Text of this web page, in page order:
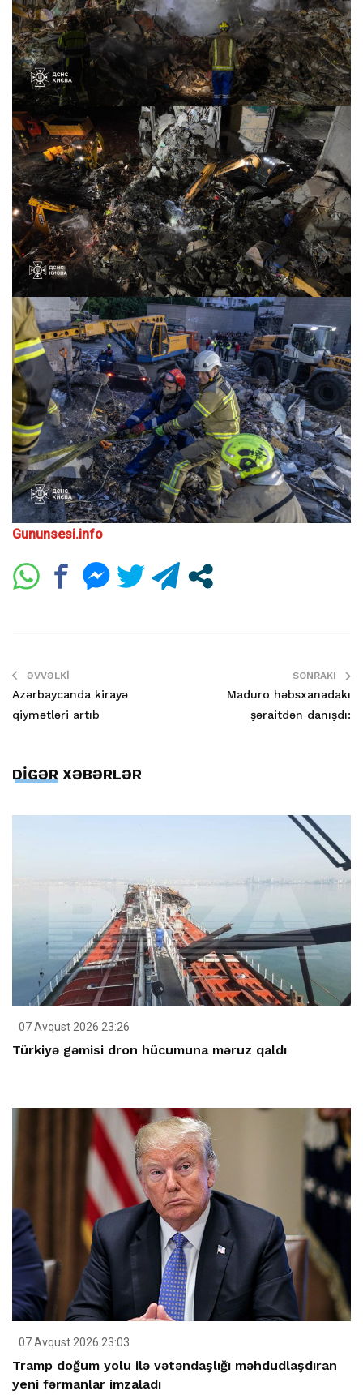
Gununsesi.info
ƏVVƏLKI
Azərbaycanda kirayə
qiymətləri artıb
SONRAKI
Maduro həbsxanadakı
şəraitdən danışdı:
DİGƏR XƏBƏRLƏR
07 Avqust 2026 23:26
Türkiyə gəmisi dron hücumuna məruz qaldı
07 Avqust 2026 23:03
Tramp doğum yolu ilə vətəndaşlığı məhdudlaşdıran
yeni fərmanlar imzaladı